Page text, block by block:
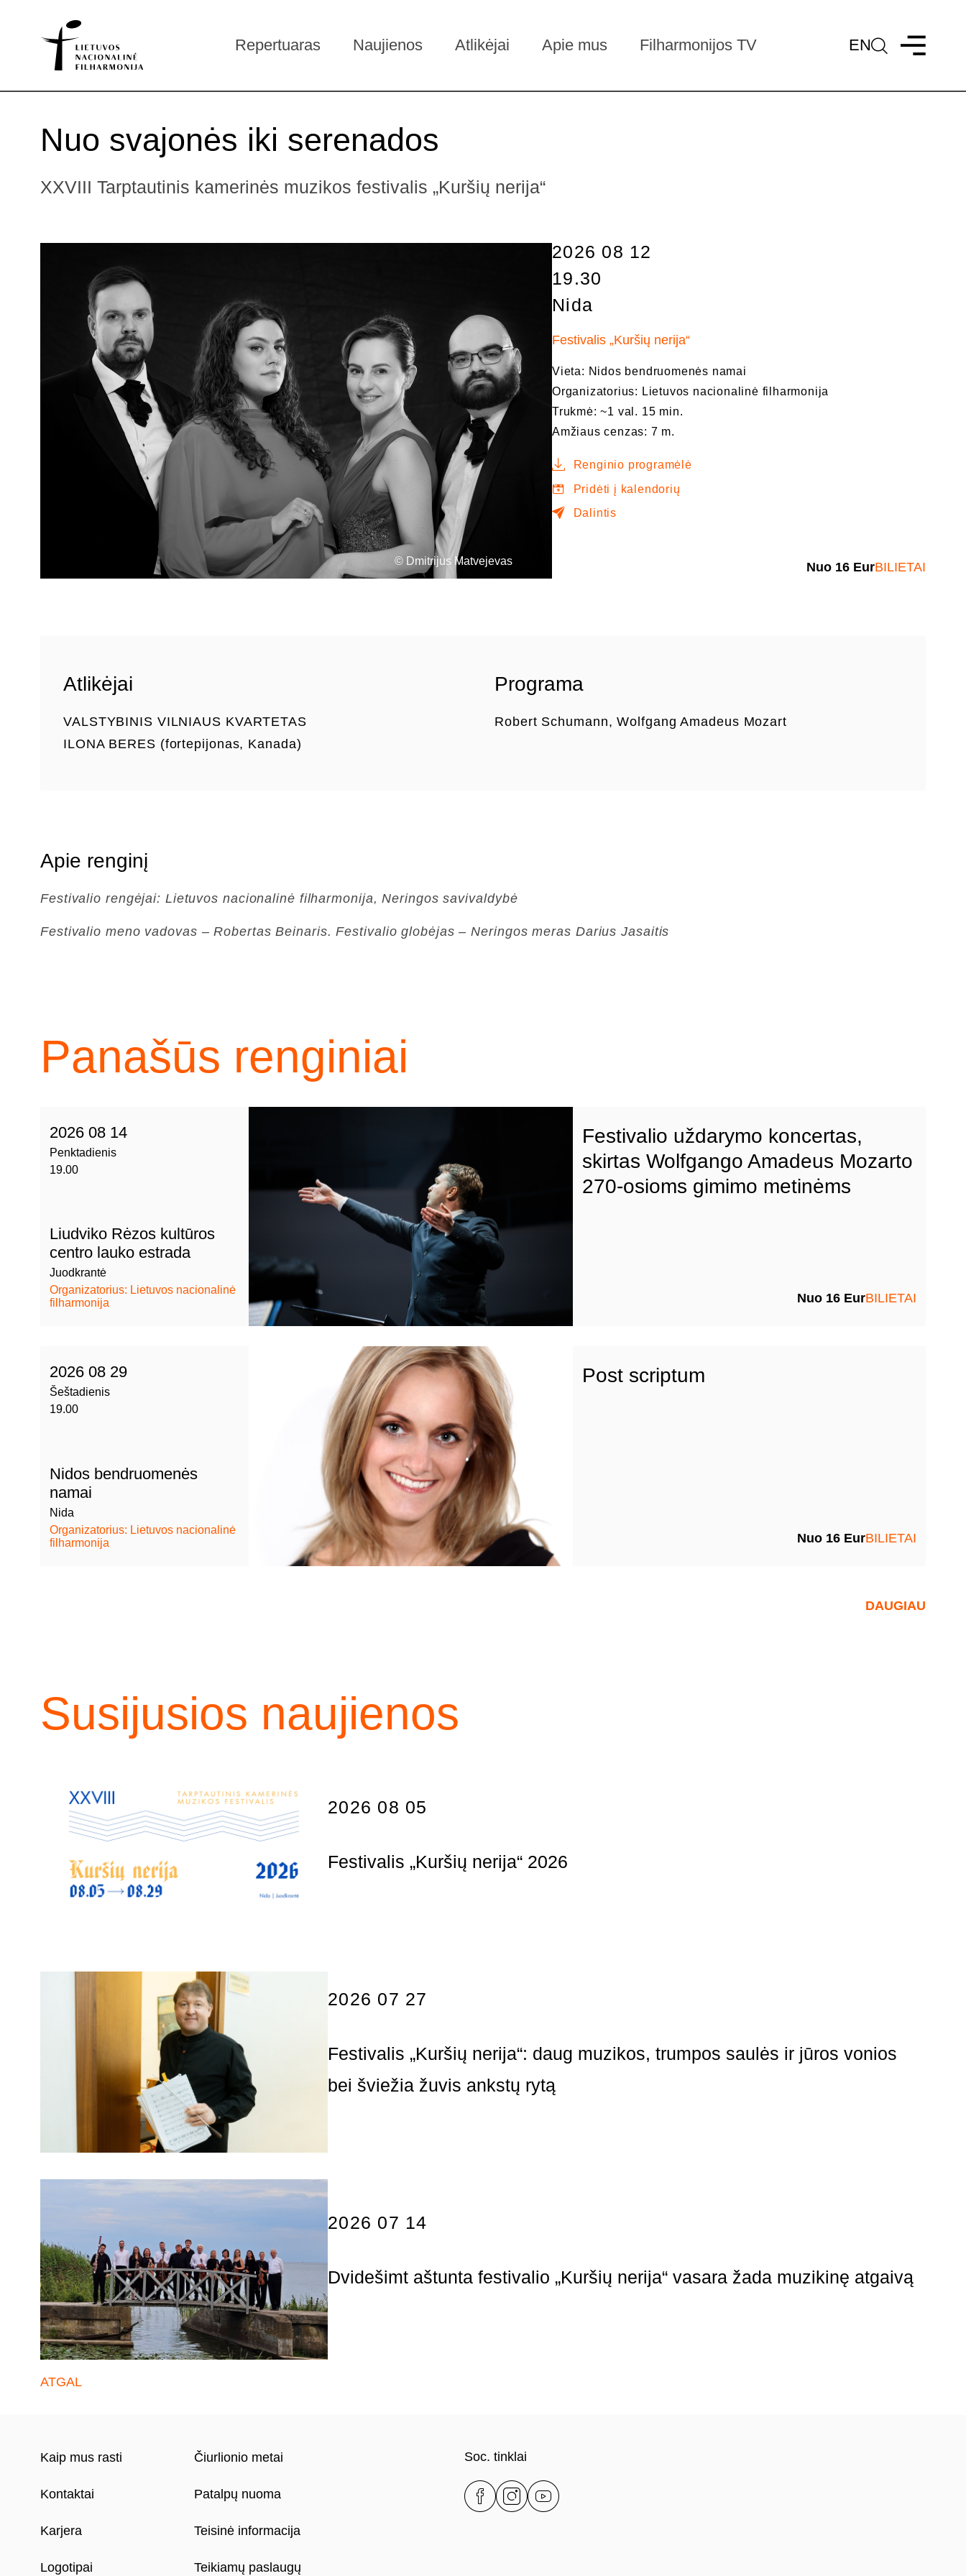
Repertuaras Naujienos Atlikėjai Apie mus Filharmonijos TV EN
Nuo svajonės iki serenados
XXVIII Tarptautinis kamerinės muzikos festivalis „Kuršių nerija“
© Dmitrijus Matvejevas
2026 08 12
19.30
Nida
Festivalis „Kuršių nerija“
Vieta: Nidos bendruomenės namai
Organizatorius: Lietuvos nacionalinė filharmonija
Trukmė: ~1 val. 15 min.
Amžiaus cenzas: 7 m.
Renginio programėlė
Pridėti į kalendorių
Dalintis
Nuo 16 EurBILIETAI
Atlikėjai
VALSTYBINIS VILNIAUS KVARTETAS
ILONA BERES (fortepijonas, Kanada)
Programa
Robert Schumann, Wolfgang Amadeus Mozart
Apie renginį
Festivalio rengėjai: Lietuvos nacionalinė filharmonija, Neringos savivaldybė
Festivalio meno vadovas – Robertas Beinaris. Festivalio globėjas – Neringos meras Darius Jasaitis
Panašūs renginiai
2026 08 14
Penktadienis
19.00
Liudviko Rėzos kultūros
centro lauko estrada
Juodkrantė
Organizatorius: Lietuvos nacionalinė
filharmonija
Festivalio uždarymo koncertas,
skirtas Wolfgango Amadeus Mozarto
270-osioms gimimo metinėms
Nuo 16 EurBILIETAI
2026 08 29
Šeštadienis
19.00
Nidos bendruomenės
namai
Nida
Organizatorius: Lietuvos nacionalinė
filharmonija
Post scriptum
Nuo 16 EurBILIETAI
DAUGIAU
Susijusios naujienos
2026 08 05
Festivalis „Kuršių nerija“ 2026
2026 07 27
Festivalis „Kuršių nerija“: daug muzikos, trumpos saulės ir jūros vonios
bei šviežia žuvis ankstų rytą
2026 07 14
Dvidešimt aštunta festivalio „Kuršių nerija“ vasara žada muzikinę atgaivą
ATGAL
Kaip mus rasti
Kontaktai
Karjera
Logotipai
Čiurlionio metai
Patalpų nuoma
Teisinė informacija
Teikiamų paslaugų
Soc. tinklai